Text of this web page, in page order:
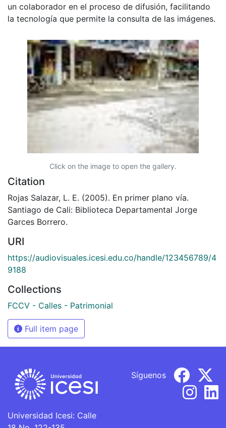
un colaborador en el proceso de difusión, facilitando
la tecnología que permite la consulta de las imágenes.
Click on the image to open the gallery.
Citation
Rojas Salazar, L. E. (2005). En primer plano vía.
Santiago de Cali: Biblioteca Departamental Jorge
Garces Borrero.
URI
https://audiovisuales.icesi.edu.co/handle/123456789/4
9188
Collections
FCCV - Calles - Patrimonial
Full item page
Universidad Icesi: Calle
Síguenos